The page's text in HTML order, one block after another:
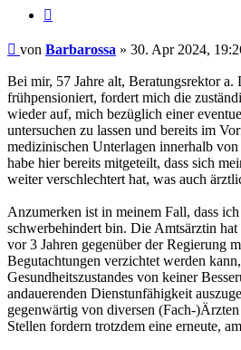
Beitrag
von Barbarossa » 30. Apr 2024,
Bei mir, 57 Jahre alt, Beratungsrektor
frühpensioniert, fordert mich die
wieder auf, mich bezüglich einer
untersuchen zu lassen und bereits im
medizinischen Unterlagen innerhalb
habe hier bereits mitgeteilt, dass sich
weiter verschlechtert hat, was auch
Anzumerken ist in meinem Fall, dass
schwerbehindert bin. Die Amtsärztin
vor 3 Jahren gegenüber der Regierung
Begutachtungen verzichtet werden
Gesundheitszustandes von keiner
andauerenden Dienstunfähigkeit
gegenwärtig von diversen (Fach-
Stellen fordern trotzdem eine erneute,